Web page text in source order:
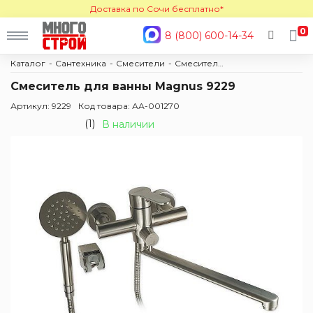
Доставка по Сочи бесплатно*
8 (800) 600-14-34 0
Каталог Сантехника Смесители
Смеситель для ванны Magnus 9229
Артикул: 9229 Код товара: АА-001270
(1) В наличии